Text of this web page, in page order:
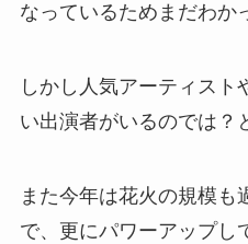
なっているためまだわか
しかし人気アーティスト
い出演者がいるのでは？
また今年は花火の規模も
で、更にパワーアップし